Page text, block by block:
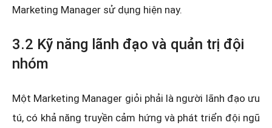
Marketing Manager sử dụng hiện nay.
3.2 Kỹ năng lãnh đạo và quản trị đội
nhóm
Một Marketing Manager giỏi phải là người lãnh đạo ưu
tú, có khả năng truyền cảm hứng và phát triển đội ngũ